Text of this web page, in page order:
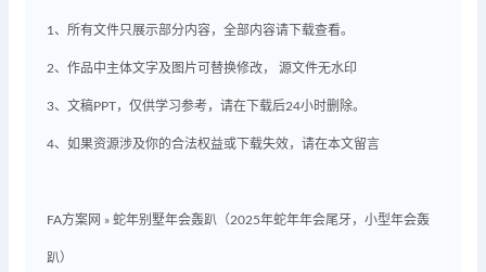
1、所有文件只展示部分内容，全部内容请下载查看。
2、作品中主体文字及图片可替换修改， 源文件无水印
3、文稿PPT，仅供学习参考，请在下载后24小时删除。
4、如果资源涉及你的合法权益或下载失效，请在本文留言
FA方案网 » 蛇年别墅年会轰趴（2025年蛇年年会尾牙，小型年会轰
趴）